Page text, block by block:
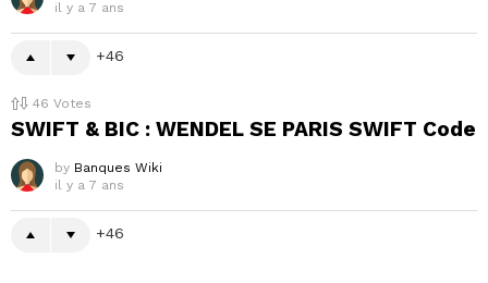
il y a 7 ans
46
46 Votes
SWIFT & BIC : WENDEL SE PARIS SWIFT Code
by Banques Wiki
il y a 7 ans
46